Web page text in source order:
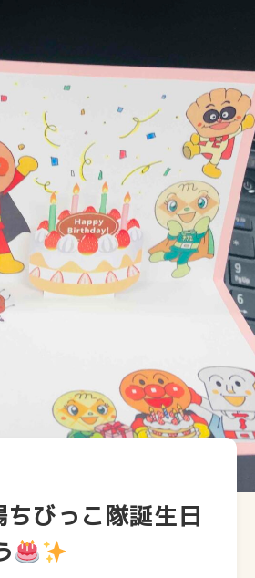
びっこ隊誕生日